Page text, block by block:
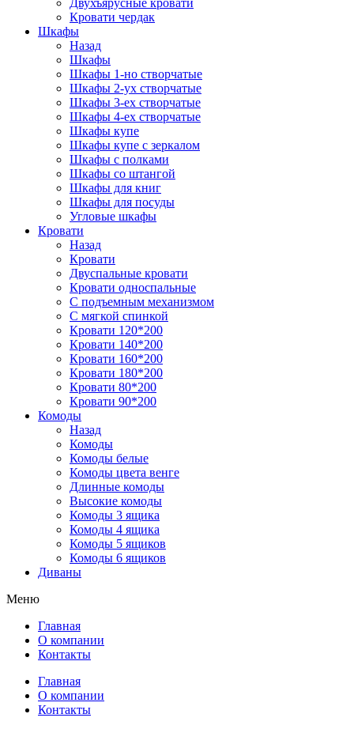
Двухъярусные кровати
Кровати чердак
Шкафы
Назад
Шкафы
Шкафы 1-но створчатые
Шкафы 2-ух створчатые
Шкафы 3-ех створчатые
Шкафы 4-ех створчатые
Шкафы купе
Шкафы купе с зеркалом
Шкафы с полками
Шкафы со штангой
Шкафы для книг
Шкафы для посуды
Угловые шкафы
Кровати
Назад
Кровати
Двуспальные кровати
Кровати односпальные
С подъемным механизмом
С мягкой спинкой
Кровати 120*200
Кровати 140*200
Кровати 160*200
Кровати 180*200
Кровати 80*200
Кровати 90*200
Комоды
Назад
Комоды
Комоды белые
Комоды цвета венге
Длинные комоды
Высокие комоды
Комоды 3 ящика
Комоды 4 ящика
Комоды 5 ящиков
Комоды 6 ящиков
Диваны
Меню
Главная
О компании
Контакты
Главная
О компании
Контакты